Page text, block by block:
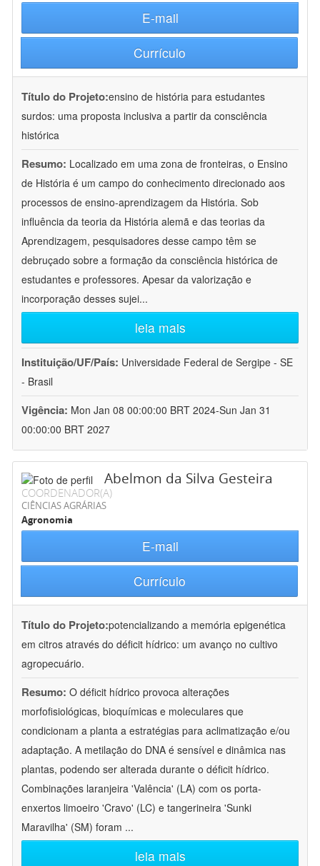
E-mail
Currículo
Título do Projeto:ensino de história para estudantes
surdos: uma proposta inclusiva a partir da consciência
histórica
Resumo: Localizado em uma zona de fronteiras, o Ensino
de História é um campo do conhecimento direcionado aos
processos de ensino-aprendizagem da História. Sob
influência da teoria da História alemã e das teorias da
Aprendizagem, pesquisadores desse campo têm se
debruçado sobre a formação da consciência histórica de
estudantes e professores. Apesar da valorização e
incorporação desses sujei...
leia mais
Instituição/UF/País: Universidade Federal de Sergipe - SE
- Brasil
Vigência: Mon Jan 08 00:00:00 BRT 2024-Sun Jan 31
00:00:00 BRT 2027
Abelmon da Silva Gesteira
COORDENADOR(A)
CIÊNCIAS AGRÁRIAS
Agronomia
E-mail
Currículo
Título do Projeto:potencializando a memória epigenética
em citros através do déficit hídrico: um avanço no cultivo
agropecuário.
Resumo: O déficit hídrico provoca alterações
morfofisiológicas, bioquímicas e moleculares que
condicionam a planta a estratégias para aclimatização e/ou
adaptação. A metilação do DNA é sensível e dinâmica nas
plantas, podendo ser alterada durante o déficit hídrico.
Combinações laranjeira 'Valência' (LA) com os porta-
enxertos limoeiro 'Cravo' (LC) e tangerineira 'Sunki
Maravilha' (SM) foram ...
leia mais